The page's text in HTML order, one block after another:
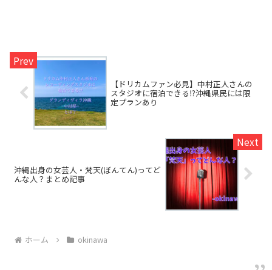
【ドリカムファン必見】中村正人さんの
スタジオに宿泊できる⁉︎沖縄県民には限
定プランあり
沖縄出身の女芸人・梵天(ぼんてん)ってど
んな人？まとめ記事
ホーム okinawa